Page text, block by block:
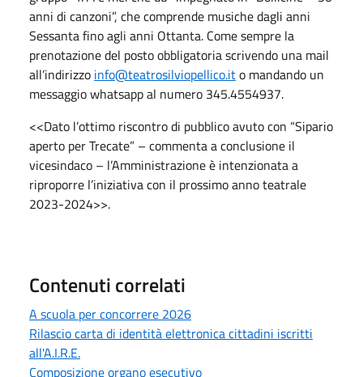
anni di canzoni”, che comprende musiche dagli anni
Sessanta fino agli anni Ottanta. Come sempre la
prenotazione del posto obbligatoria scrivendo una mail
all’indirizzo info@teatrosilviopellico.ito mandando un
messaggio whatsapp al numero 345.4554937.
<<Dato l’ottimo riscontro di pubblico avuto con “Sipario
aperto per Trecate” – commenta a conclusione il
vicesindaco – l’Amministrazione è intenzionata a
riproporre l’iniziativa con il prossimo anno teatrale
2023-2024>>.
Contenuti correlati
A scuola per concorrere 2026
Rilascio carta di identità elettronica cittadini iscritti
all'A.I.R.E.
Composizione organo esecutivo